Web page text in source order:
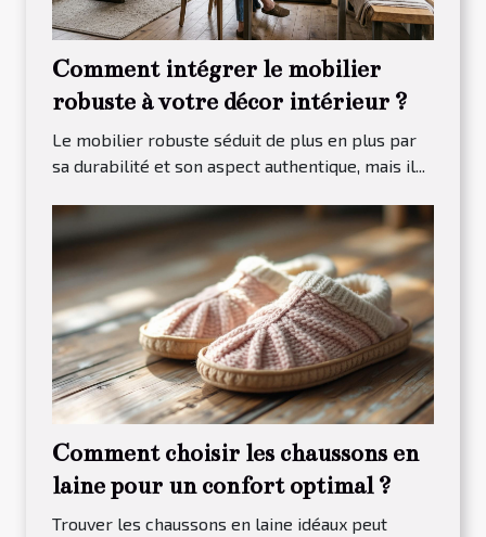
Comment intégrer le mobilier
robuste à votre décor intérieur ?
Le mobilier robuste séduit de plus en plus par
sa durabilité et son aspect authentique, mais il...
Comment choisir les chaussons en
laine pour un confort optimal ?
Trouver les chaussons en laine idéaux peut